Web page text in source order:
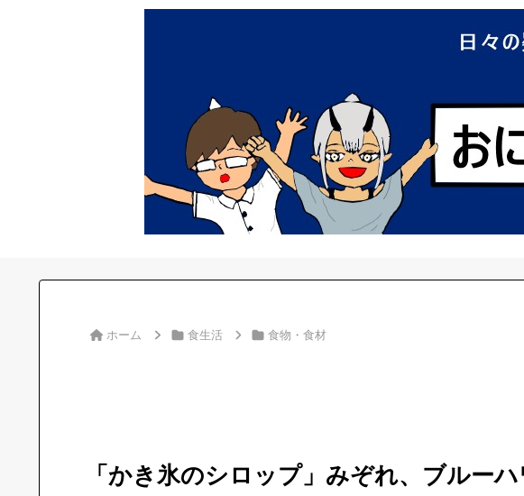
ホーム 食生活 食物・食材
「かき氷のシロップ」みぞれ、ブルー